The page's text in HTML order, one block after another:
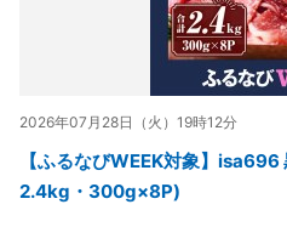
2026年07月28日（火）19時12分
【ふるなびWEEK対象】
2.4kg・300g×8P)